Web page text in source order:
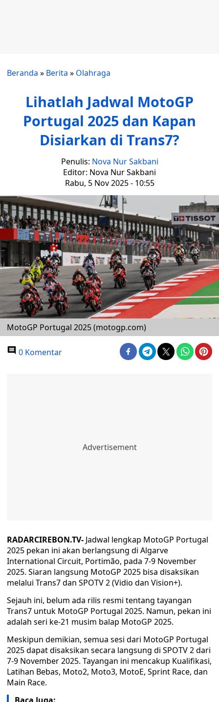
Beranda » Berita » Olahraga
Lihatlah Jadwal MotoGP
Portugal 2025 dan Kapan
Disiarkan di Trans7?
Penulis: Nova Nur Sakbani
Editor: Nova Nur Sakbani
Rabu, 5 Nov 2025 - 10:55
MotoGP Portugal 2025 (motogp.com)
0 Komentar
RADARCIREBON.TV- Jadwal lengkap MotoGP Portugal
2025 pekan ini akan berlangsung di Algarve
International Circuit, Portimão, pada 7-9 November
2025. Siaran langsung MotoGP 2025 bisa disaksikan
melalui Trans7 dan SPOTV 2 (Vidio dan Vision+).
Sejauh ini, belum ada rilis resmi tentang tayangan
Trans7 untuk MotoGP Portugal 2025. Namun, pekan ini
adalah seri ke-21 musim balap MotoGP 2025.
Meskipun demikian, semua sesi dari MotoGP Portugal
2025 dapat disaksikan secara langsung di SPOTV 2 dari
7-9 November 2025. Tayangan ini mencakup Kualifikasi,
Latihan Bebas, Moto2, Moto3, MotoE, Sprint Race, dan
Main Race.